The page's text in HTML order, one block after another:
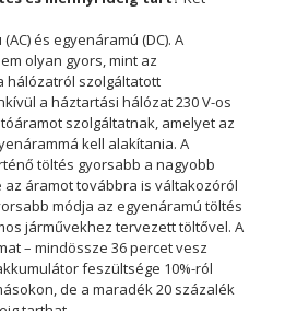
és egyenáramú (DC). A
olyan gyors, mint az
hálózatról szolgáltatott
a háztartási hálózat 230 V-os
szolgáltatnak, amelyet az
kell alakítania. A
töltés gyorsabb a nagyobb
áramot továbbra is váltakozóról
módja az egyenáramú töltés
járművekhez tervezett töltővel. A
– mindössze 36 percet vesz
feszültsége 10%-ról
de a maradék 20 százalék